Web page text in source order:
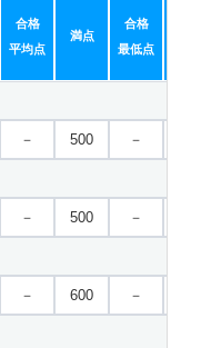
合格
平均点
満点
合格
最低点
－ 500 －
－ 500 －
－ 600 －